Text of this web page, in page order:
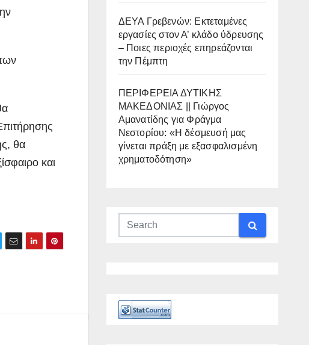
θα
και
ΔΕΥΑ Γρεβενών: Εκτεταμένες
εργασίες στον Α’ κλάδο ύδρευσης
– Ποιες περιοχές επηρεάζονται
την Πέμπτη
ΠΕΡΙΦΕΡΕΙΑ ΔΥΤΙΚΗΣ
ΜΑΚΕΔΟΝΙΑΣ || Γιώργος
Αμανατίδης για Φράγμα
Νεστορίου: «Η δέσμευσή μας
γίνεται πράξη με εξασφαλισμένη
χρηματοδότηση»